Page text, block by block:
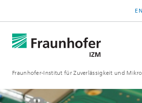
Fraunhofer-Institut für Zuverlässigkeit und